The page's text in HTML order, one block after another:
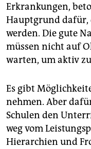
Erkrankungen,
Hauptgrund dafür,
werden. Die gute
müssen nicht auf
warten, um aktiv
Es gibt
nehmen. Aber
Schulen den
weg vom
Hierarchien und